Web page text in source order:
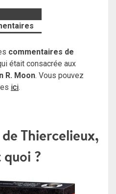
commentaires de
était consacrée aux
R. Moon. Vous pouvez
ici.
Thiercelieux,
quoi ?